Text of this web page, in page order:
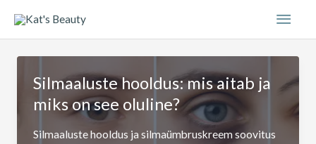
content
Main
Silmaaluste hooldus: mis aitab ja
miks on see oluline?
Silmaaluste hooldus ja silmaümbruskreem soovitus